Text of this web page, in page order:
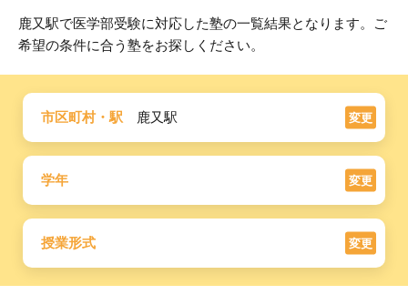
鹿又駅で医学部受験に対応した塾の一覧結果となります。ご
希望の条件に合う塾をお探しください。
市区町村・駅 鹿又駅 変更
学年 変更
授業形式 変更